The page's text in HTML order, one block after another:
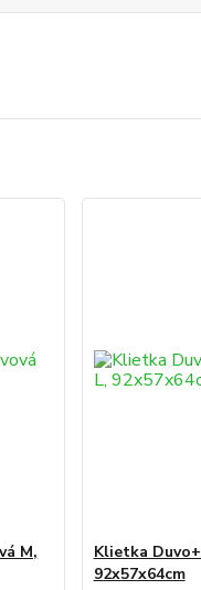
M,
Klietka
92x57x64cm